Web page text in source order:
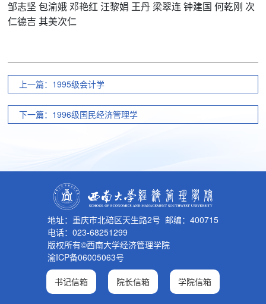
邹志坚 包渝娥 邓艳红 汪黎娟 王丹 梁翠连 钟建国 何乾刚 次
仁德吉 其美次仁
上一篇：1995级会计学
下一篇：1996级国民经济管理学
地址：重庆市北碚区天生路2号 邮编：400715
电话：023-68251299
版权所有©西南大学经济管理学院
渝ICP备06005063号
书记信箱 院长信箱 学院信箱